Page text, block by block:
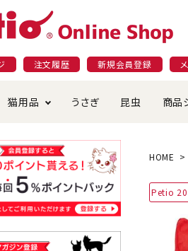
注文履歴 新規会員登録
フード
シーツ
ゃ
猫用品
・おやつ
ハウス・マット
給水器
うさぎ 昆虫 商品
ト
散歩特集
&おやつ特集 穀
ピングガイド
交換について
HOME
Petio